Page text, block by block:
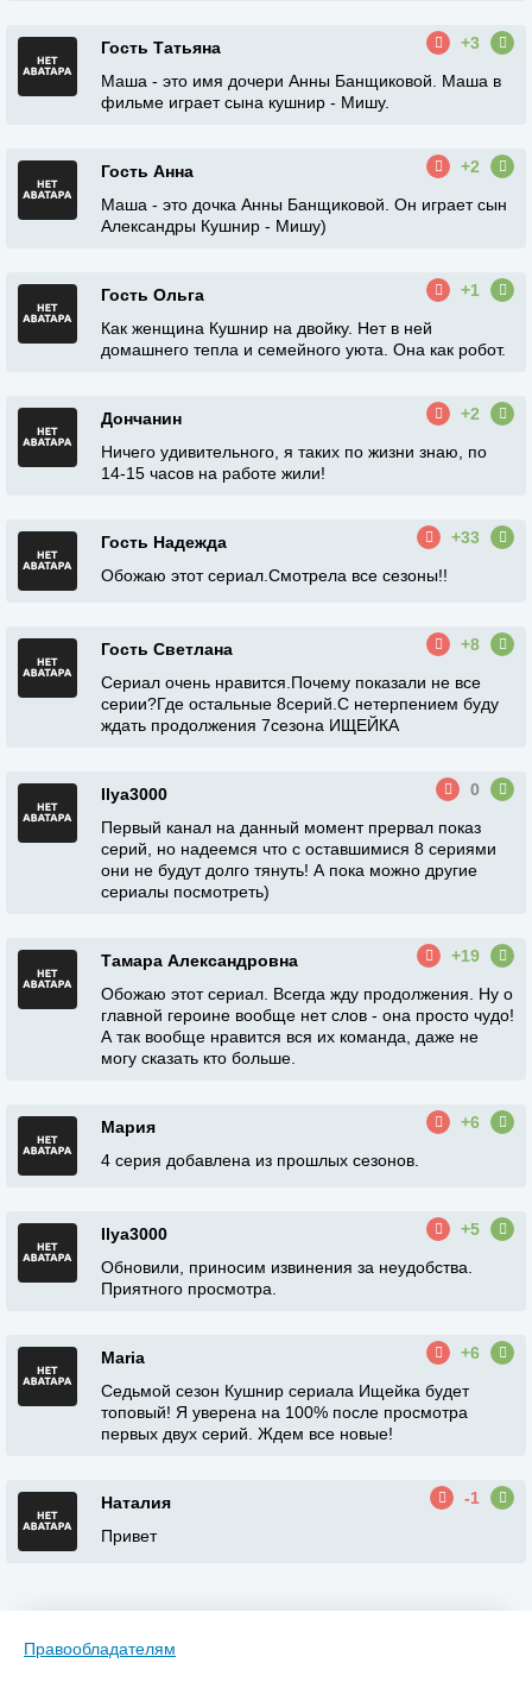
Гость Татьяна
+3
Маша - это имя дочери Анны Банщиковой. Маша в
фильме играет сына кушнир - Мишу.
Гость Анна
+2
Маша - это дочка Анны Банщиковой. Он играет сын
Александры Кушнир - Мишу)
Гость Ольга
+1
Как женщина Кушнир на двойку. Нет в ней
домашнего тепла и семейного уюта. Она как робот.
Дончанин
+2
Ничего удивительного, я таких по жизни знаю, по
14-15 часов на работе жили!
Гость Надежда
+33
Обожаю этот сериал.Смотрела все сезоны!!
Гость Светлана
+8
Сериал очень нравится.Почему показали не все
серии?Где остальные 8серий.С нетерпением буду
ждать продолжения 7сезона ИЩЕЙКА
Ilya3000
0
Первый канал на данный момент прервал показ
серий, но надеемся что с оставшимися 8 сериями
они не будут долго тянуть! А пока можно другие
сериалы посмотреть)
Тамара Александровна
+19
Обожаю этот сериал. Всегда жду продолжения. Ну о
главной героине вообще нет слов - она просто чудо!
А так вообще нравится вся их команда, даже не
могу сказать кто больше.
Мария
+6
4 серия добавлена из прошлых сезонов.
Ilya3000
+5
Обновили, приносим извинения за неудобства.
Приятного просмотра.
Maria
+6
Седьмой сезон Кушнир сериала Ищейка будет
топовый! Я уверена на 100% после просмотра
первых двух серий. Ждем все новые!
Наталия
-1
Привет
Правообладателям